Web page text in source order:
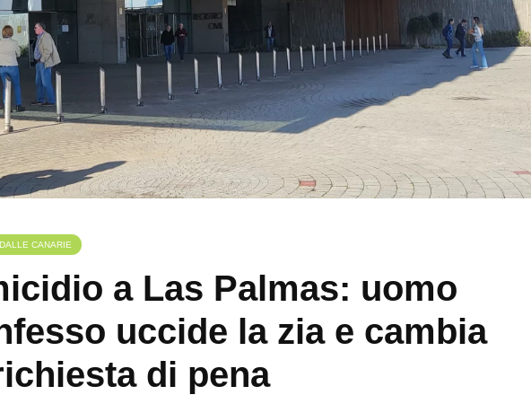
CANARIE
a Las Palmas: uomo
uccide la zia e cambia
di pena